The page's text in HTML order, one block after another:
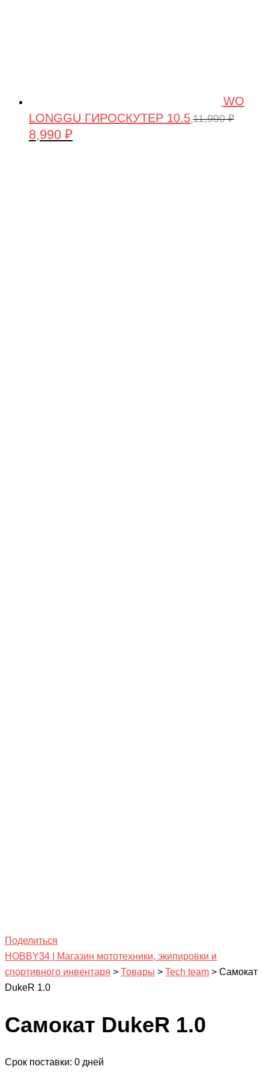
WO
LONGGU ГИРОСКУТЕР 10.5 11,990₽
Первоначальная
8,990 ₽
Поделиться
HOBBY34 | Магазин мототехники, экипировки и
спортивного инвентаря > Товары > Tech team > Самокат
DukeR 1.0
Самокат DukeR 1.0
Срок поставки: 0 дней